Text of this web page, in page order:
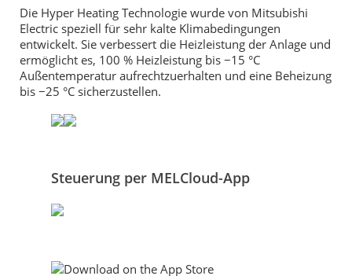
Die Hyper Heating Technologie wurde von Mitsubishi
Electric speziell für sehr kalte Klimabedingungen
entwickelt. Sie verbessert die Heizleistung der Anlage und
ermöglicht es, 100 % Heizleistung bis −15 °C
Außentemperatur aufrechtzuerhalten und eine Beheizung
bis −25 °C sicherzustellen.
Steuerung per MELCloud-App